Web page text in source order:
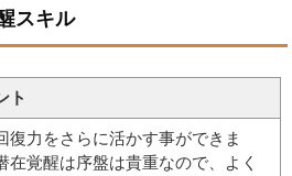
スキル
ト
復力をさらに活かす事ができま
在覚醒は序盤は貴重なので、よく